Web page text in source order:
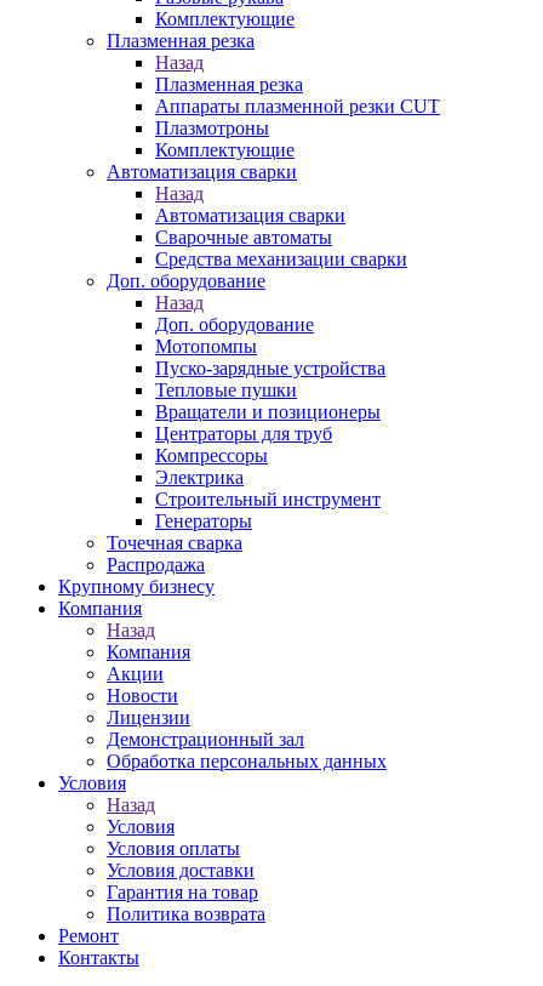
Комплектующие
Плазменная резка
Назад
Плазменная резка
Аппараты плазменной резки CUT
Плазмотроны
Комплектующие
Автоматизация сварки
Назад
Автоматизация сварки
Сварочные автоматы
Средства механизации сварки
Доп. оборудование
Назад
Доп. оборудование
Мотопомпы
Пуско-зарядные устройства
Тепловые пушки
Вращатели и позиционеры
Центраторы для труб
Компрессоры
Электрика
Строительный инструмент
Генераторы
Точечная сварка
Распродажа
Крупному бизнесу
Компания
Назад
Компания
Акции
Новости
Лицензии
Демонстрационный зал
Обработка персональных данных
Условия
Назад
Условия
Условия оплаты
Условия доставки
Гарантия на товар
Политика возврата
Ремонт
Контакты